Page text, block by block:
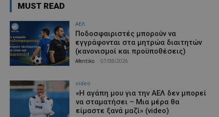
MUST READ
ΑΕΛ
Ποδοσφαιριστές μπορούν να
εγγράφονται στα μητρώα διαιτητών
(κανονισμοί και προϋποθέσεις)
Afentiko 07/08/2026
video
«Η αγάπη μου για την ΑΕΛ δεν μπορεί
να σταματήσει – Μια μέρα θα
είμαστε ξανά μαζί» (video)